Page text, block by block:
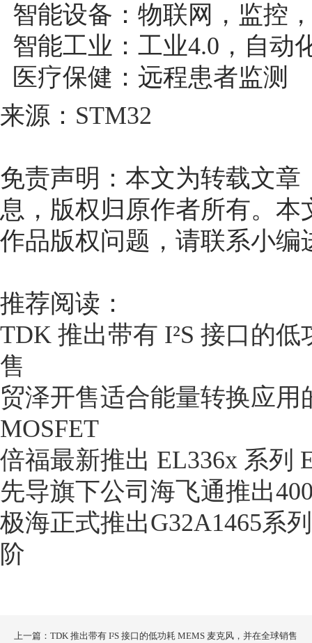
智能设备：物联网，监控
智能工业：工业4.0，自动
医疗保健：远程患者监测
来源： STM32
免责声明：本文为转载文
息，版权归原作者所有。
作品版权问题，请联系小编
推荐阅读：
TDK 推出带有 I²S 接口的
售
贸泽开售适合能量转换应用
MOSFET
倍福最新推出 EL336x 系列
先导旗下公司海飞通推出
极海正式推出G32A1465系
阶
上一篇：TDK 推出带有 I²S 接口的低功耗 MEMS 麦克风，并在全球销售